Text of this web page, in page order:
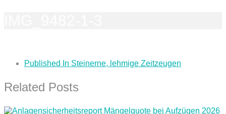
Published In Steinerne, lehmige Zeitzeugen
Related Posts